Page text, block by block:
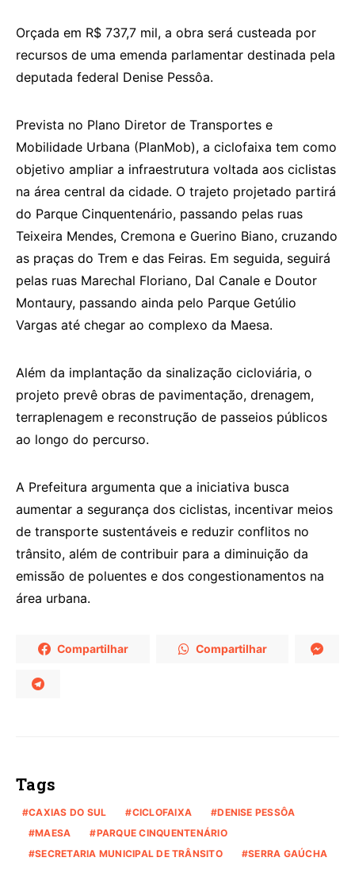
Orçada em R$ 737,7 mil, a obra será custeada por
recursos de uma emenda parlamentar destinada pela
deputada federal Denise Pessôa.
Prevista no Plano Diretor de Transportes e
Mobilidade Urbana (PlanMob), a ciclofaixa tem como
objetivo ampliar a infraestrutura voltada aos ciclistas
na área central da cidade. O trajeto projetado partirá
do Parque Cinquentenário, passando pelas ruas
Teixeira Mendes, Cremona e Guerino Biano, cruzando
as praças do Trem e das Feiras. Em seguida, seguirá
pelas ruas Marechal Floriano, Dal Canale e Doutor
Montaury, passando ainda pelo Parque Getúlio
Vargas até chegar ao complexo da Maesa.
Além da implantação da sinalização cicloviária, o
projeto prevê obras de pavimentação, drenagem,
terraplenagem e reconstrução de passeios públicos
ao longo do percurso.
A Prefeitura argumenta que a iniciativa busca
aumentar a segurança dos ciclistas, incentivar meios
de transporte sustentáveis e reduzir conflitos no
trânsito, além de contribuir para a diminuição da
emissão de poluentes e dos congestionamentos na
área urbana.
Compartilhar Compartilhar
Tags
CAXIAS DO SUL CICLOFAIXA
DENISE PESSÔA
MAESA
PARQUE CINQUENTENÁRIO
SECRETARIA MUNICIPAL DE TRÂNSITO
SERRA GAÚCHA